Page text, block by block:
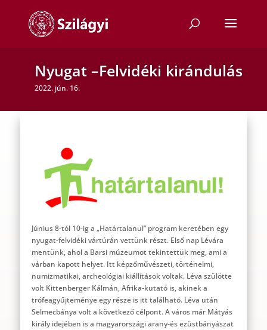
Nyugat –Felvidéki kirándulás
2022. jún. 16.
Június 8-tól 10-ig a „Határtalanul” program keretében egy
nyugat-felvidéki vártúrán vettünk részt. Első nap Lévára
mentünk, ahol a Barsi múzeumot tekintettük meg, ami a
várban kapott helyet. Itt képzőművészeti, történelmi,
numizmatikai, archeológiai kiállítások voltak. Léva szülötte
volt Kittenberger Kálmán, Afrika-kutató is, akinek a
trófeagyűjteménye egy része is itt található. Léva után
Selmecbánya volt a következő célpont. A város már Mátyás
király idejében is a magyarországi arany-és ezüstbányászat